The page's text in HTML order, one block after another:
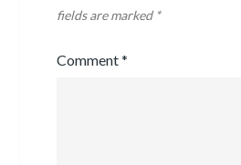
fields are marked *
Comment*